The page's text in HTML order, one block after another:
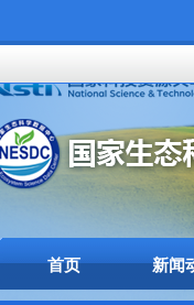
首页 新闻